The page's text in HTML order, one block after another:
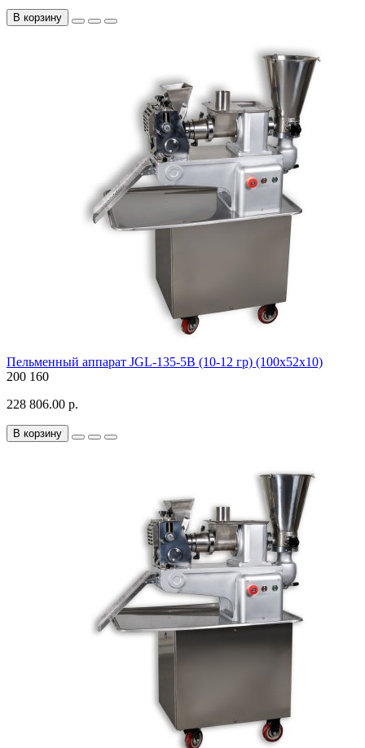
В корзину
Пельменный аппарат JGL-135-5B (10-12 гр) (100х52х10)
200 160
228 806.00 р.
В корзину